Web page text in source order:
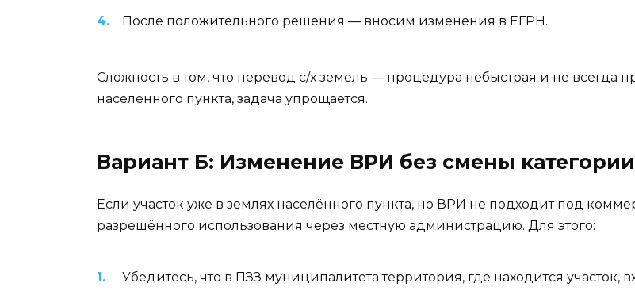
После положительного решения — вносим изменения в ЕГРН.
Сложность в том, что перевод с/х земель — процедура небыстрая и не всегда
населённого пункта, задача упрощается.
Вариант Б: Изменение ВРИ без смены категории
Если участок уже в землях населённого пункта, но ВРИ не подходит под
разрешённого использования через местную администрацию. Для этого:
Убедитесь, что в ПЗЗ муниципалитета территория, где находится